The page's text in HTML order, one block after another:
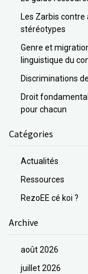
Les Zarbis contre
stéréotypes
Genre et
linguistique du
Discriminations
Droit
pour chacun
Catégories
Actualités
Ressources
RezoEE cé koi ?
Archive
août 2026
juillet 2026